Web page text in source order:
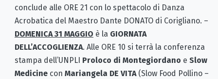
conclude alle ORE 21 con lo spettacolo di Danza
Acrobatica del Maestro Dante DONATO di Corigliano. –
DOMENICA 31 MAGGIO è la GIORNATA
DELL’ACCOGLIENZA. Alle ORE 10 si terrà la conferenza
stampa dell’UNPLI Proloco di Montegiordano e Slow
Medicine con Mariangela DE VITA(Slow Food Pollino –